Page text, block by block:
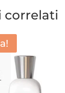
correlati